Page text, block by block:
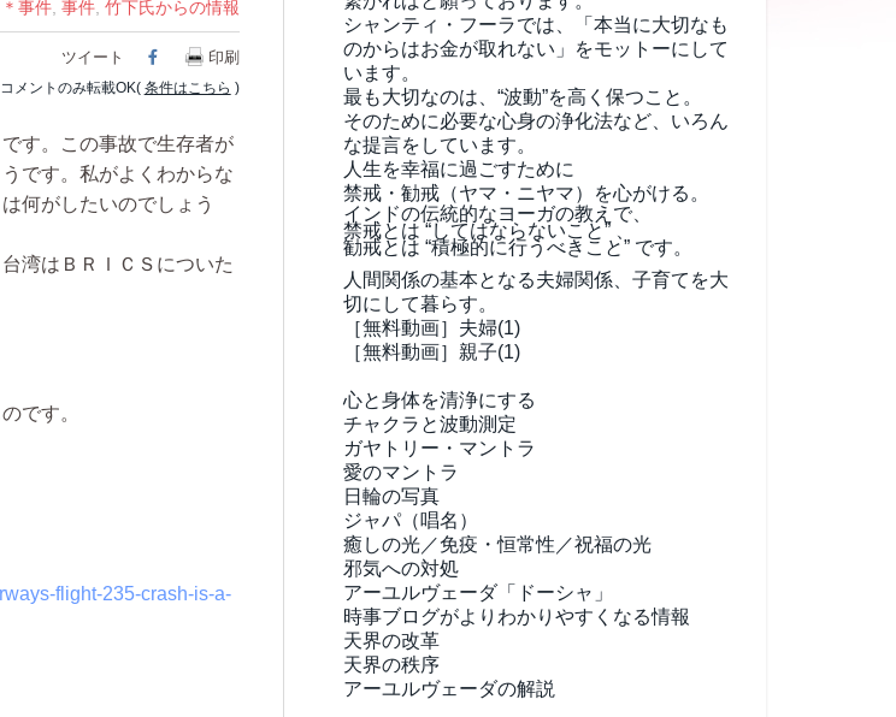
＊事件, 事件, 竹下氏からの情報
ツイート Facebook
印刷
メントのみ転載OK( 条件はこちら )
す。この事故で生存者が
です。私がよくわからな
何がしたいのでしょう
湾はＢＲＩＣＳについた
です。
flight-235-crash-is-a-
シャンティ・フーラでは、「本当に大切なも
のからはお金が取れない」をモットーにして
います。
最も大切なのは、“波動”を高く保つこと。
そのために必要な心身の浄化法など、いろん
な提言をしています。
人生を幸福に過ごすために
禁戒・勧戒（ヤマ・ニヤマ）を心がける。
インドの伝統的なヨーガの教えで、
禁戒とは “してはならないこと” 、
勧戒とは “積極的に行うべきこと” です。
人間関係の基本となる夫婦関係、子育てを大
切にして暮らす。
［無料動画］夫婦(1)
［無料動画］親子(1)
心と身体を清浄にする
チャクラと波動測定
ガヤトリー・マントラ
愛のマントラ
日輪の写真
ジャパ（唱名）
癒しの光／免疫・恒常性／祝福の光
邪気への対処
アーユルヴェーダ「ドーシャ」
時事ブログがよりわかりやすくなる情報
天界の改革
天界の秩序
アーユルヴェーダの解説